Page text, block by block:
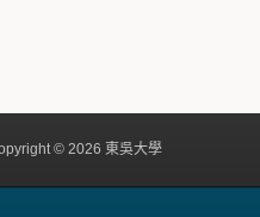
© 2026 東吳大學